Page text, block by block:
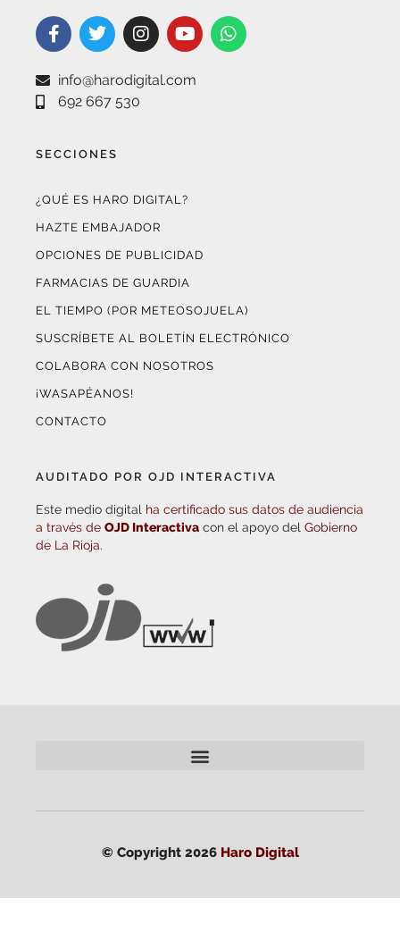
info@harodigital.com
692 667 530
SECCIONES
¿QUÉ ES HARO DIGITAL?
HAZTE EMBAJADOR
OPCIONES DE PUBLICIDAD
FARMACIAS DE GUARDIA
EL TIEMPO (POR METEOSOJUELA)
SUSCRÍBETE AL BOLETÍN ELECTRÓNICO
COLABORA CON NOSOTROS
¡WASAPÉANOS!
CONTACTO
AUDITADO POR OJD INTERACTIVA
Este medio digital ha certificado sus datos de audiencia
a través de OJD Interactiva con el apoyo del Gobierno
de La Rioja.
© Copyright 2026 Haro Digital